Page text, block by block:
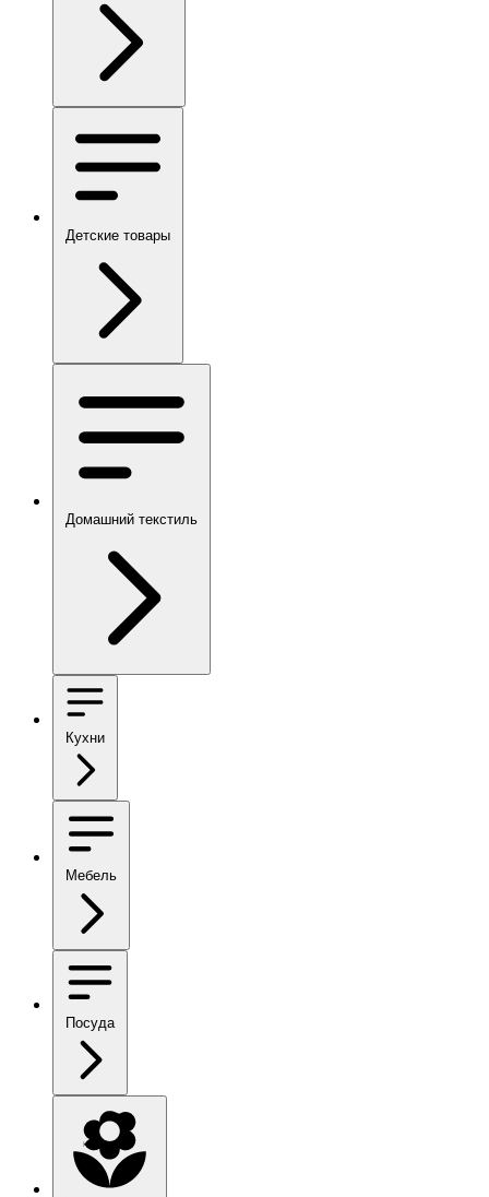
Детские товары
Домашний текстиль
Кухни
Мебель
Посуда